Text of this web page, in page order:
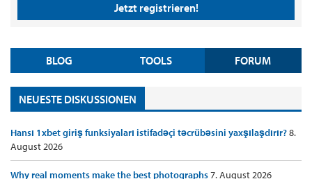
Jetzt registrieren!
BLOG TOOLS FORUM
NEUESTE DISKUSSIONEN
Hansı 1xbet giriş funksiyaları istifadəçi təcrübəsini yaxşılaşdırır?8.
August 2026
Why real moments make the best photographs7. August 2026